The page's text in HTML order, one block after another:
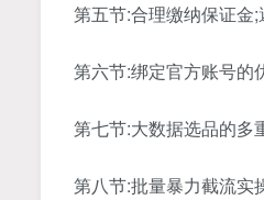
第五节:合理缴纳保证金
第六节:绑定官方账号的
第七节:大数据选品的多
第八节:批量暴力截流实